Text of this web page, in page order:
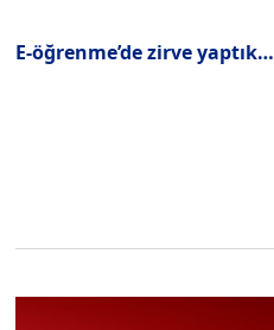
E-öğrenme’de zirve yaptık…